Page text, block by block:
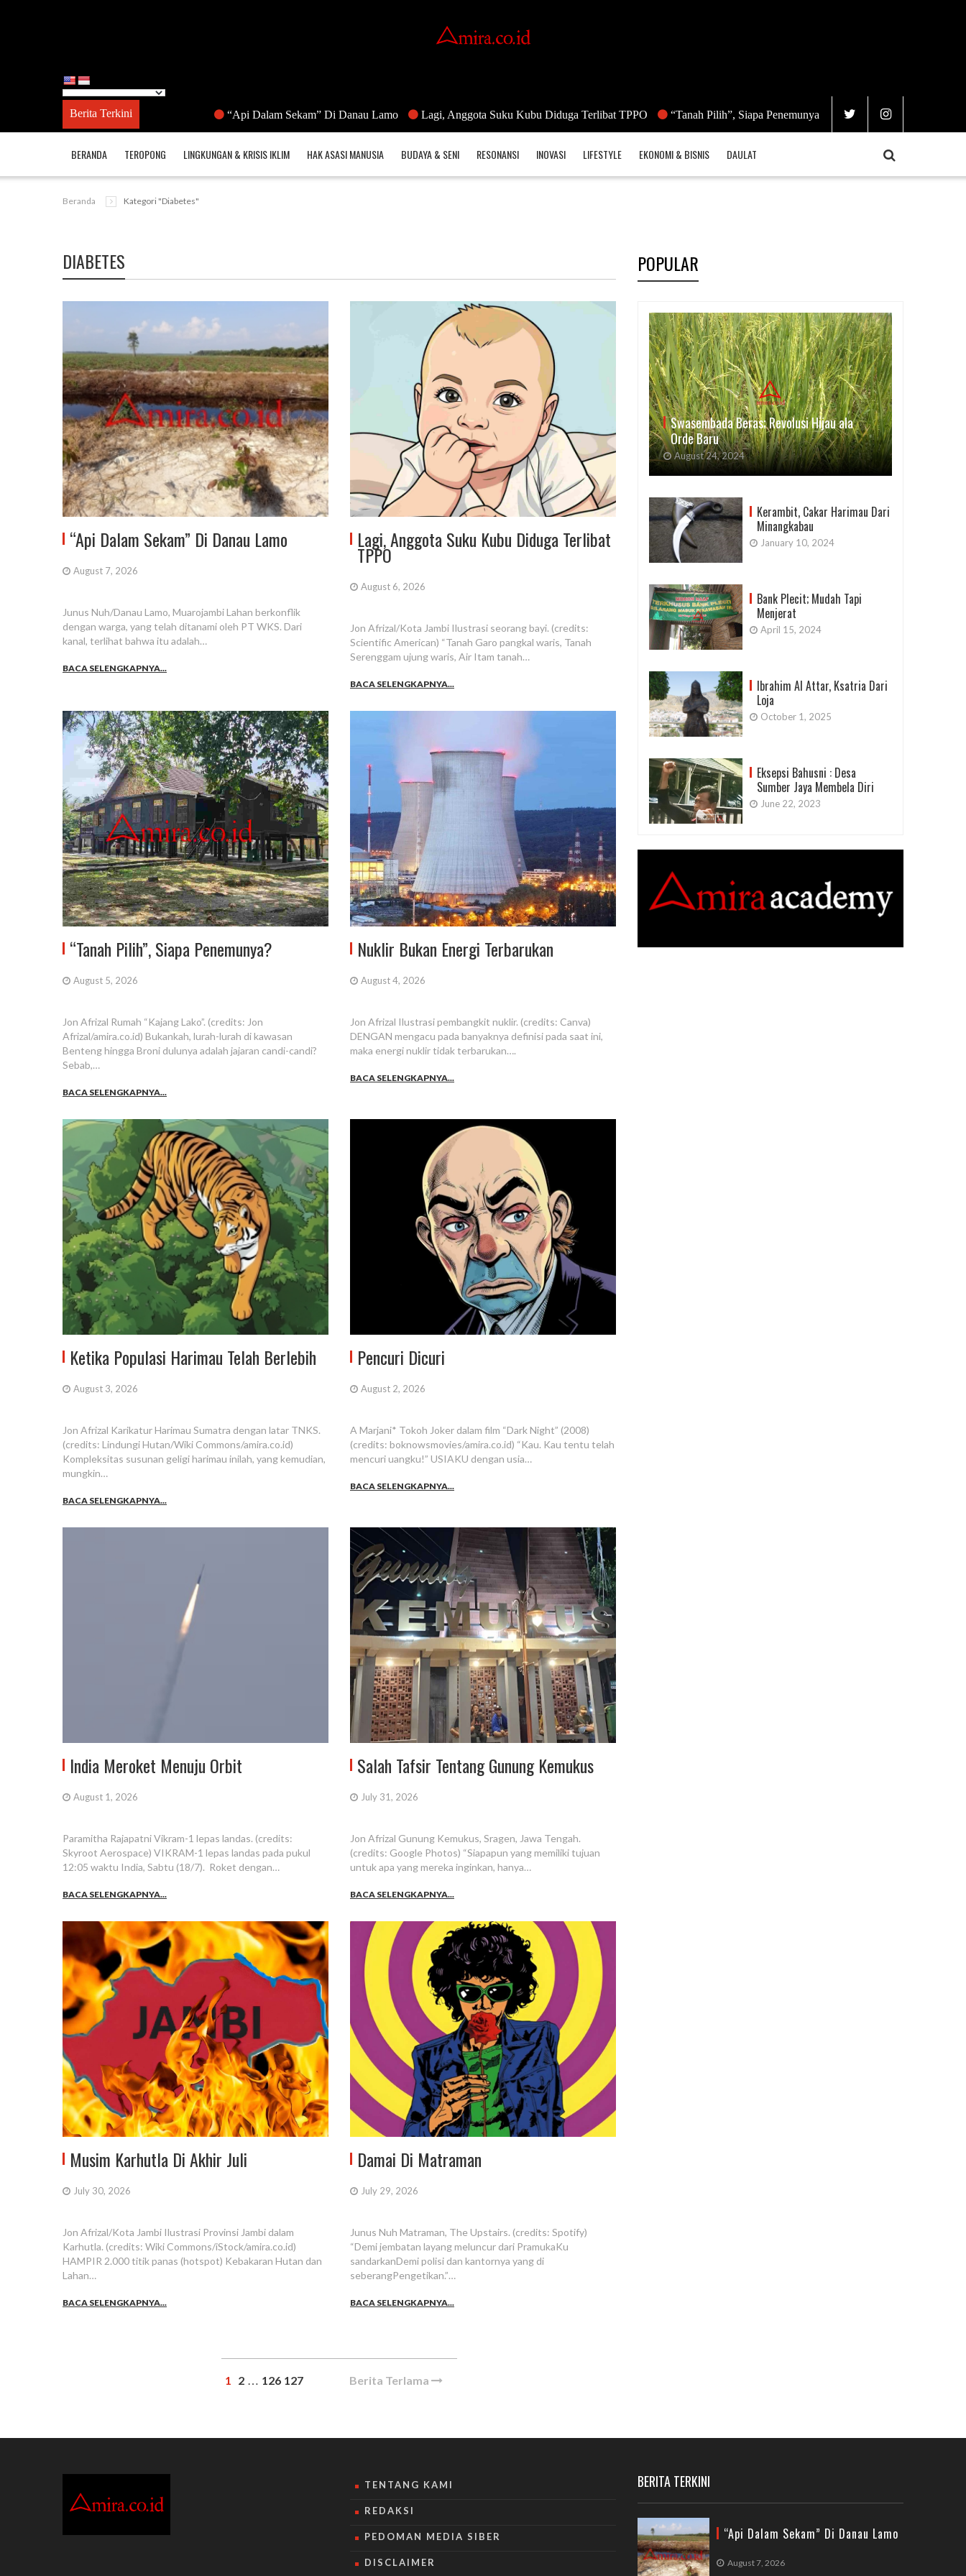
Berita Terkini “Api Dalam Sekam” Di Danau Lamo Lagi, Anggota Suku Kubu Diduga Terlibat TPPO “Tanah Pilih”, Siapa Penemunya? Nuklir Bukan Energi Terbarukan
BERANDA TEROPONG LINGKUNGAN & KRISIS IKLIM HAK ASASI MANUSIA BUDAYA & SENI RESONANSI INOVASI LIFESTYLE EKONOMI & BISNIS DAULAT
Beranda Kategori "diabetes"
DIABETES
“Api Dalam Sekam” Di Danau Lamo
August 7, 2026
Junus Nuh/Danau Lamo, Muarojambi Lahan berkonflik
dengan warga, yang telah ditanami oleh PT WKS. Dari
kanal, terlihat bahwa itu adalah…
BACA SELENGKAPNYA...
Lagi, Anggota Suku Kubu Diduga Terlibat
TPPO
August 6, 2026
Jon Afrizal/Kota Jambi Ilustrasi seorang bayi. (credits:
Scientific American) “Tanah Garo pangkal waris, Tanah
Serenggam ujung waris, Air Itam tanah…
BACA SELENGKAPNYA...
“Tanah Pilih”, Siapa Penemunya?
August 5, 2026
Jon Afrizal Rumah “Kajang Lako”. (credits: Jon
Afrizal/amira.co.id) Bukankah, lurah-lurah di kawasan
Benteng hingga Broni dulunya adalah jajaran candi-candi?
Sebab,…
BACA SELENGKAPNYA...
Nuklir Bukan Energi Terbarukan
August 4, 2026
Jon Afrizal Ilustrasi pembangkit nuklir. (credits: Canva)
DENGAN mengacu pada banyaknya definisi pada saat ini,
maka energi nuklir tidak terbarukan….
BACA SELENGKAPNYA...
Ketika Populasi Harimau Telah Berlebih
August 3, 2026
Jon Afrizal Karikatur Harimau Sumatra dengan latar TNKS.
(credits: Lindungi Hutan/Wiki Commons/amira.co.id)
Kompleksitas susunan geligi harimau inilah, yang kemudian,
mungkin…
BACA SELENGKAPNYA...
Pencuri Dicuri
August 2, 2026
A Marjani* Tokoh Joker dalam film “Dark Night” (2008)
(credits: boknowsmovies/amira.co.id) “Kau. Kau tentu telah
mencuri uangku!” USIAKU dengan usia…
BACA SELENGKAPNYA...
India Meroket Menuju Orbit
August 1, 2026
Paramitha Rajapatni Vikram-1 lepas landas. (credits:
Skyroot Aerospace) VIKRAM-1 lepas landas pada pukul
12:05 waktu India, Sabtu (18/7). Roket dengan…
BACA SELENGKAPNYA...
Salah Tafsir Tentang Gunung Kemukus
July 31, 2026
Jon Afrizal Gunung Kemukus, Sragen, Jawa Tengah.
(credits: Google Photos) “Siapapun yang memiliki tujuan
untuk apa yang mereka inginkan, hanya…
BACA SELENGKAPNYA...
Musim Karhutla Di Akhir Juli
July 30, 2026
Jon Afrizal/Kota Jambi Ilustrasi Provinsi Jambi dalam
Karhutla. (credits: Wiki Commons/iStock/amira.co.id)
HAMPIR 2.000 titik panas (hotspot) Kebakaran Hutan dan
Lahan…
BACA SELENGKAPNYA...
Damai Di Matraman
July 29, 2026
Junus Nuh Matraman, The Upstairs. (credits: Spotify)
“Demi jembatan layang meluncur dari PramukaKu
sandarkanDemi polisi dan kantornya yang di
seberangPengetikan.”…
BACA SELENGKAPNYA...
1 2 … 126 127 Berita Terlama
POPULAR
Swasembada Beras; Revolusi Hijau ala
Orde Baru
August 24, 2024
Kerambit, Cakar Harimau Dari
Minangkabau
January 10, 2024
Bank Plecit; Mudah Tapi
Menjerat
April 15, 2024
Ibrahim Al Attar, Ksatria Dari
Loja
October 1, 2025
Eksepsi Bahusni : Desa
Sumber Jaya Membela Diri
June 22, 2023
TENTANG KAMI
REDAKSI
PEDOMAN MEDIA SIBER
DISCLAIMER
BERITA TERKINI
“Api Dalam Sekam” Di Danau Lamo
August 7, 2026